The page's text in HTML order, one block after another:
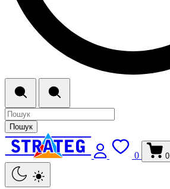
Пошук
0 0